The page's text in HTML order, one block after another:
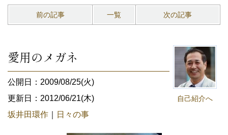
前の記事 一覧 次の記事
自己紹介へ
愛用のメガネ
公開日：2009/08/25(火)
更新日：2012/06/21(木)
坂井田環作
日々の事